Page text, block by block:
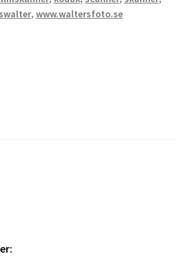
, www.waltersfoto.se